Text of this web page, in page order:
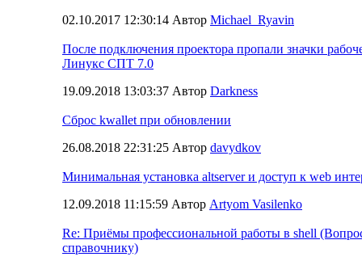
02.10.2017 12:30:14 Автор Michael_Ryavin
После подключения проектора пропали значки
Линукс СПТ 7.0
19.09.2018 13:03:37 Автор Darkness
Сброс kwallet при обновлении
26.08.2018 22:31:25 Автор davydkov
Минимальная установка altserver и доступ к web
12.09.2018 11:15:59 Автор Artyom Vasilenko
Re: Приёмы профессиональной работы в shell
справочнику)